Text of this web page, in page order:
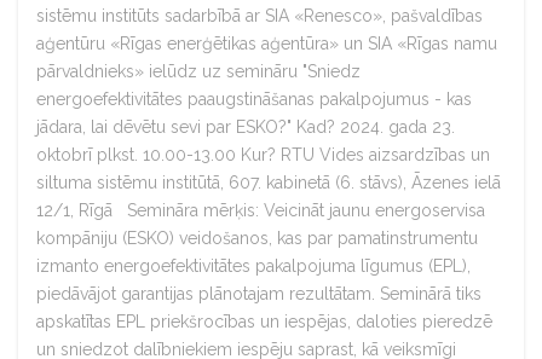
sistēmu institūts sadarbībā ar SIA «Renesco», pašvaldības
aģentūru «Rīgas enerģētikas aģentūra» un SIA «Rīgas namu
pārvaldnieks» ielūdz uz semināru "Sniedz
energoefektivitātes paaugstināšanas pakalpojumus - kas
jādara, lai dēvētu sevi par ESKO?" Kad? 2024. gada 23.
oktobrī plkst. 10.00-13.00 Kur? RTU Vides aizsardzības un
siltuma sistēmu institūtā, 607. kabinetā (6. stāvs), Āzenes ielā
12/1, Rīgā Semināra mērķis: Veicināt jaunu energoservisa
kompāniju (ESKO) veidošanos, kas par pamatinstrumentu
izmanto energoefektivitātes pakalpojuma līgumus (EPL),
piedāvājot garantijas plānotajam rezultātam. Seminārā tiks
apskatītas EPL priekšrocības un iespējas, daloties pieredzē
un sniedzot dalībniekiem iespēju saprast, kā veiksmīgi